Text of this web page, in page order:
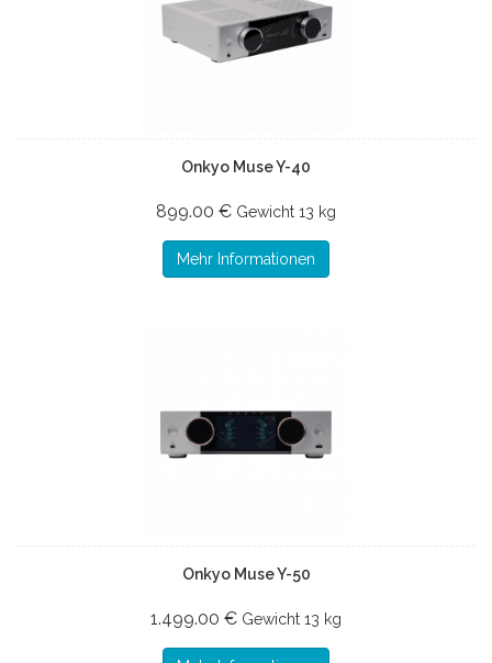
Onkyo Muse Y-40
899.00 € Gewicht 13 kg
Mehr Informationen
Onkyo Muse Y-50
1.499.00 € Gewicht 13 kg